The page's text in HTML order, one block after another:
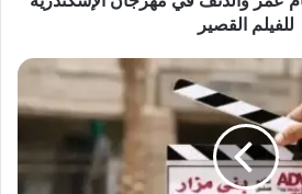
للفيلم القصير